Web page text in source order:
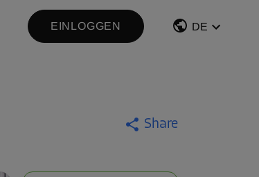
EINLOGGEN DE
Share